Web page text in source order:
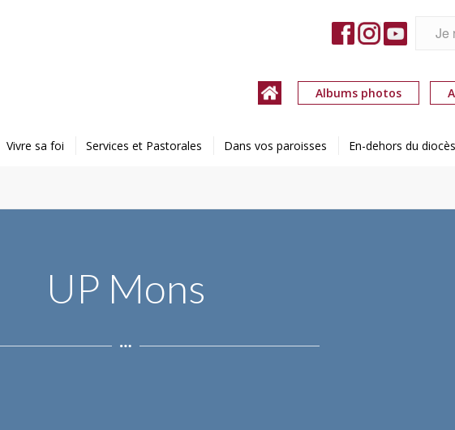
Albums photos
Vivre sa foi Services et Pastorales Dans vos paroisses En-dehors du
UP Mons